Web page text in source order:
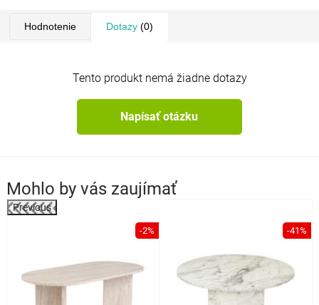
Hodnotenie Dotazy(0)
Tento produkt nemá žiadne dotazy
Napísať otázku
Mohlo by vás zaujímať
Previous
-2% -41%